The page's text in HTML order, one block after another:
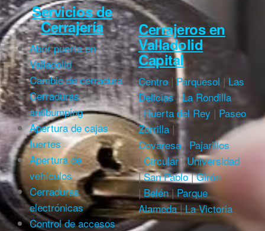
Servicios de
Cerrajería
Abrir puerta en
Valladolid
Cambio de cerradura
Cerraduras
antibumping
Apertura de cajas
fuertes
Apertura de
vehículos
Cerraduras
electrónicas
Control de accesos
Cerrajeros en
Valladolid
Capital
Centro|Parquesol | Las
Delicias|La Rondilla
|Huerta del Rey | Paseo
Zorrilla |
Covaresa| Pajarillos
| Circular|Universidad
|San Pablo|Girón
|Belén|Parque
Alameda|La Victoria